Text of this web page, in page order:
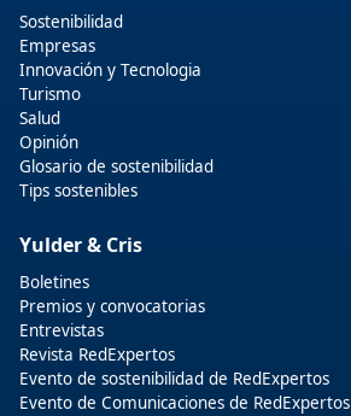
Sostenibilidad
Empresas
Innovación y Tecnologia
Turismo
Salud
Opinión
Glosario de sostenibilidad
Tips sostenibles
Yulder & Cris
Boletines
Premios y convocatorias
Entrevistas
Revista RedExpertos
Evento de sostenibilidad de RedExpertos
Evento de Comunicaciones de RedExpertos